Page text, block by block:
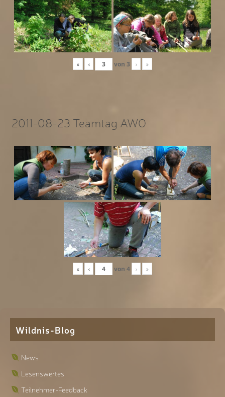
« ‹ von 3 › »
2011-08-23 Teamtag AWO
« ‹ von 4 › »
Wildnis-Blog
News
Lesenswertes
Teilnehmer-Feedback